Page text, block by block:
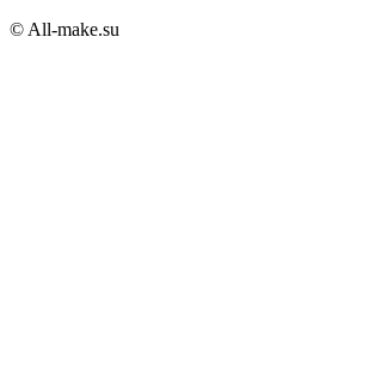
© All-make.su